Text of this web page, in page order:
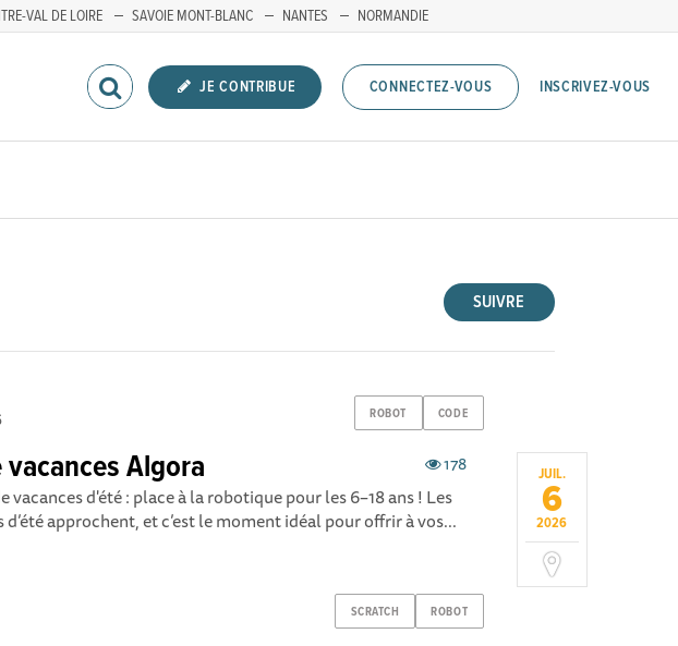
VAL DE LOIRE SAVOIE MONT-BLANC NANTES NORMANDIE
JE CONTRIBUE CONNECTEZ-VOUS INSCRIVEZ-VOUS
SUIVRE
ROBOT CODE
JUIL.
6
2026
178
vacances Algora
vacances d'été : place à la robotique pour les 6–18 ans ! Les
d’été approchent, et c’est le moment idéal pour offrir à vos...
SCRATCH ROBOT